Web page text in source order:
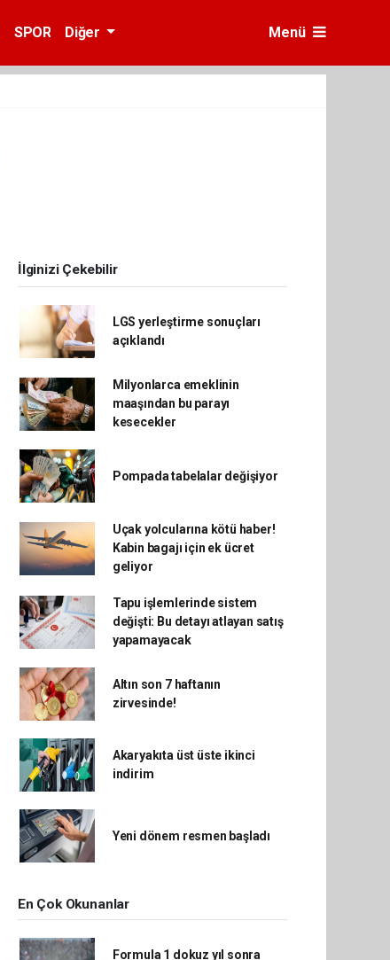
SPOR Diğer Menü
İlginizi Çekebilir
LGS yerleştirme sonuçları
açıklandı
Milyonlarca emeklinin
maaşından bu parayı
kesecekler
Pompada tabelalar değişiyor
Uçak yolcularına kötü haber!
Kabin bagajı için ek ücret
geliyor
Tapu işlemlerinde sistem
değişti: Bu detayı atlayan satış
yapamayacak
Altın son 7 haftanın
zirvesinde!
Akaryakıta üst üste ikinci
indirim
Yeni dönem resmen başladı
En Çok Okunanlar
Formula 1 dokuz yıl sonra